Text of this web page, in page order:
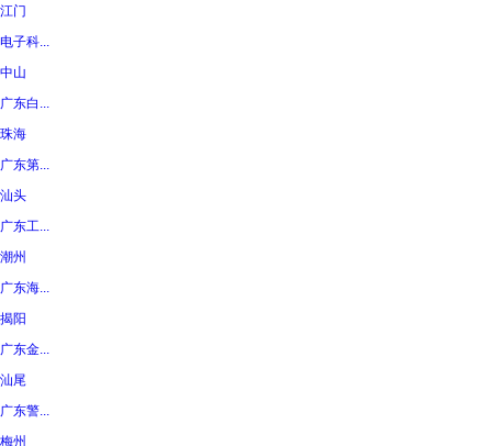
江门
电子科...
中山
广东白...
珠海
广东第...
汕头
广东工...
潮州
广东海...
揭阳
广东金...
汕尾
广东警...
梅州